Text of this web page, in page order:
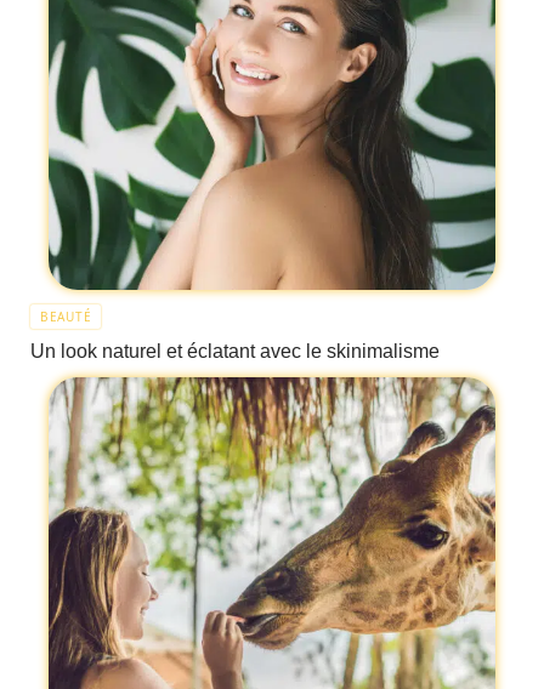
BEAUTÉ
Un look naturel et éclatant avec le skinimalisme